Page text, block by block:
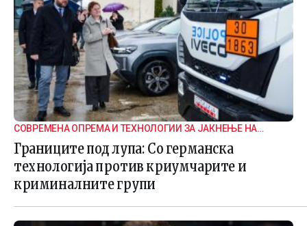
СОВРЕМЕНА ОПРЕМА И ТЕХНОЛОГИИ ЗА ЈАКНЕЊЕ НА
ГРАНИЧНАТА БЕЗБЕДНОСТ
Границите под лупа: Со германска
технологија против криумчарите и
криминалните групи